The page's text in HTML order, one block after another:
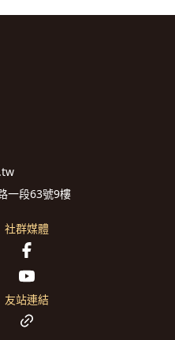
一段63號9樓
社群媒體
友站連結